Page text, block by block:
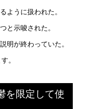
ように扱われた。
と示唆された。
明が終わっていた。
。
を限定して使